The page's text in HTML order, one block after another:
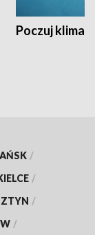
Poczuj klimat
/
/
/
/